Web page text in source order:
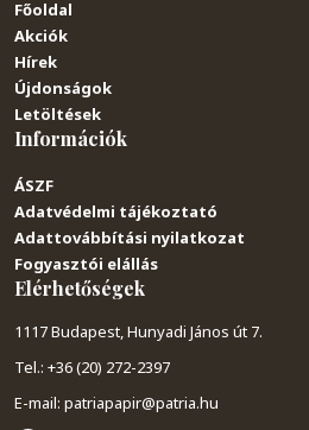
Főoldal
Akciók
Hírek
Újdonságok
Letöltések
Információk
ÁSZF
Adatvédelmi tájékoztató
Adattovábbítási nyilatkozat
Fogyasztói elállás
Elérhetőségek
1117 Budapest, Hunyadi János út 7.
Tel.: +36 (20) 272-2397
E-mail: patriapapir@patria.hu